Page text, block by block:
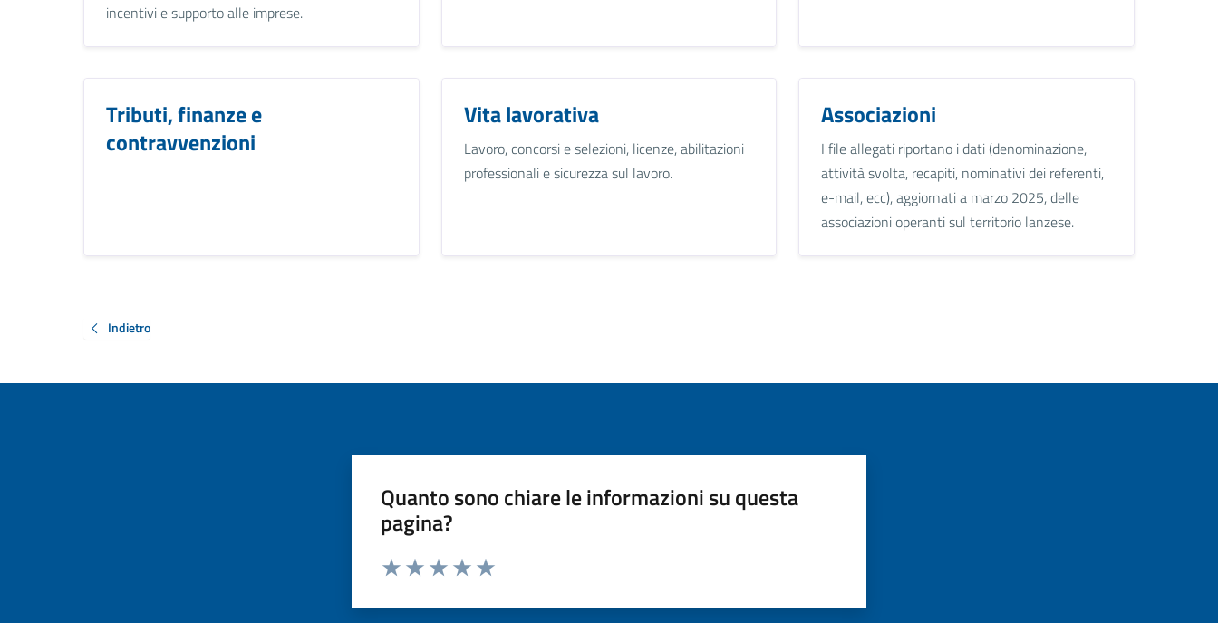
incentivi e supporto alle imprese.
Tributi, finanze e
contravvenzioni
Vita lavorativa
Lavoro, concorsi e selezioni, licenze, abilitazioni
professionali e sicurezza sul lavoro.
Associazioni
I file allegati riportano i dati (denominazione,
attività svolta, recapiti, nominativi dei referenti,
e-mail, ecc), aggiornati a marzo 2025, delle
associazioni operanti sul territorio lanzese.
Indietro
Quanto sono chiare le informazioni su questa
pagina?
Valuta da 1 a 5 stelle la pagina